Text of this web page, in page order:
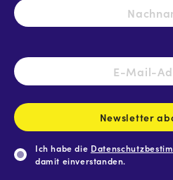
E-
Mail-
Newsletter
Ich habe die
damit einverstanden.